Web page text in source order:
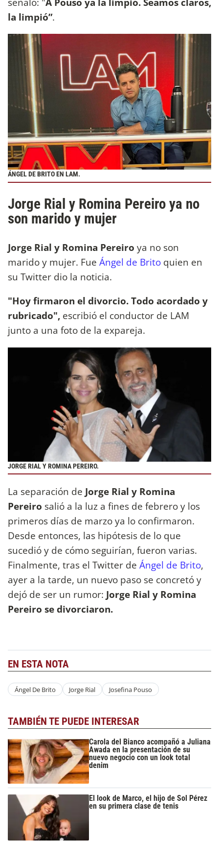
la limpió”.
ÁNGEL DE BRITO EN LAM.
Jorge Rial y Romina Pereiro ya no
son marido y mujer
Jorge Rial y Romina Pereiro ya no son
marido y mujer. Fue Ángel de Brito quien en
su Twitter dio la noticia.
"Hoy firmaron el divorcio. Todo acordado y
rubricado", escribió el conductor de LAM
junto a una foto de la expareja.
JORGE RIAL Y ROMINA PEREIRO.
La separación de Jorge Rial y Romina
Pereiro salió a la luz a fines de febrero y los
primeros días de marzo ya lo confirmaron.
Desde entonces, las hipótesis de lo que
sucedió y de cómo seguirían, fueron varias.
Finalmente, tras el Twitter de Ángel de Brito,
ayer a la tarde, un nuevo paso se concretó y
dejó de ser un rumor: Jorge Rial y Romina
Pereiro se divorciaron.
EN ESTA NOTA
Ángel De Brito Jorge Rial Josefina Pouso
TAMBIÉN TE PUEDE INTERESAR
Carola del Bianco acompañó a Juliana
Awada en la presentación de su
nuevo negocio con un look total
denim
El look de Marco, el hijo de Sol Pérez
en su primera clase de tenis